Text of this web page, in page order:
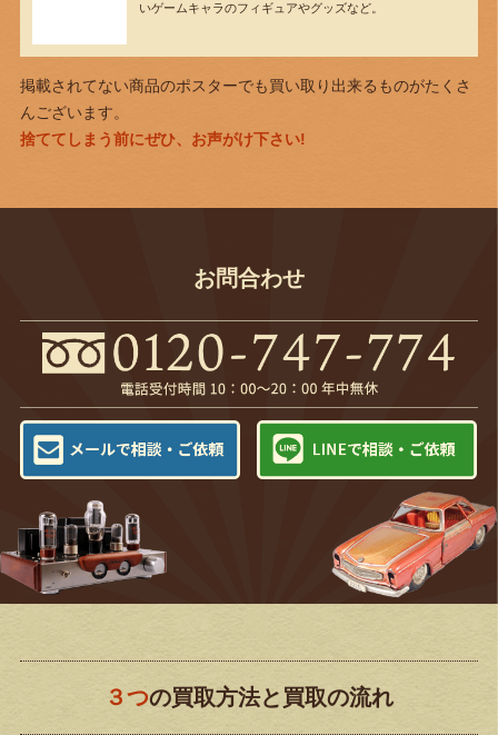
いゲームキャラのフィギュアやグッズなど。
掲載されてない商品のポスターでも買い取り出来るものがたくさ
んございます。
捨ててしまう前にぜひ、お声がけ下さい!
お問合わせ
３つの買取方法と買取の流れ